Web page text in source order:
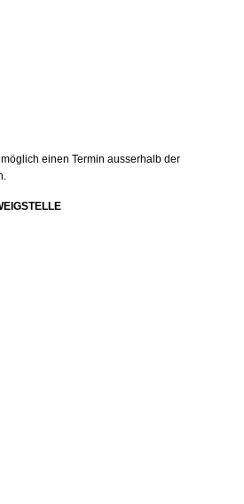
einen Termin ausserhalb der